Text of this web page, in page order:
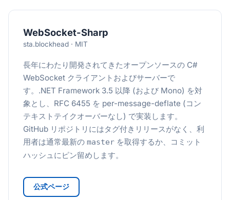
WebSocket-Sharp
sta.blockhead · MIT
長年にわたり開発されてきたオープンソースの C#
WebSocket クライアントおよびサーバーで
す。.NET Framework 3.5 以降 (および Mono) を対
象とし、RFC 6455 を per-message-deflate (コン
テキストテイクオーバーなし) で実装します。
GitHub リポジトリにはタグ付きリリースがなく、利
用者は通常最新の master を取得するか、コミット
ハッシュにピン留めします。
公式ページ